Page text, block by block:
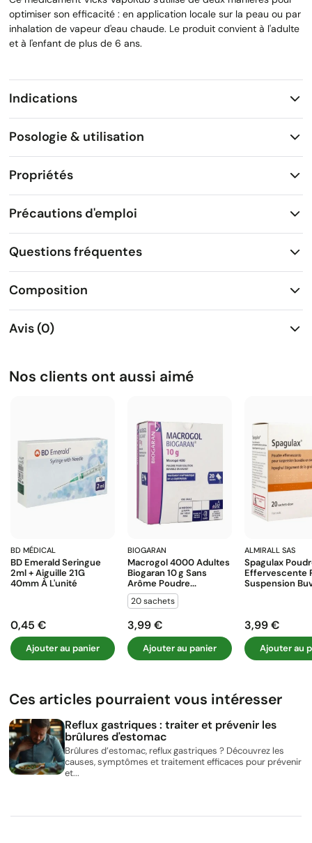
optimiser son efficacité : en application locale sur la peau ou par
inhalation de vapeur d'eau chaude. Le produit convient à l'adulte
et à l'enfant de plus de 6 ans.
Indications
Posologie & utilisation
Propriétés
Précautions d'emploi
Questions fréquentes
Composition
Avis (0)
Nos clients ont aussi aimé
BD MÉDICAL
BD Emerald Seringue
2ml + Aiguille 21G
40mm À L'unité
Prix
0,45 €
Ajouter au panier
BIOGARAN
Macrogol 4000 Adultes
Biogaran 10 G Sans
Arôme Poudre...
20 sachets
Prix
3,99 €
Ajouter au panier
ALMIRALL SAS
Spagulax
Effervescente
Suspension
Prix
3,99 €
Ajouter au
Ces articles pourraient vous intéresser
Reflux gastriques : traiter et prévenir les
brûlures d'estomac
Brûlures d’estomac, reflux gastriques ? Découvrez les
causes, symptômes et traitement efficaces pour prévenir
et...